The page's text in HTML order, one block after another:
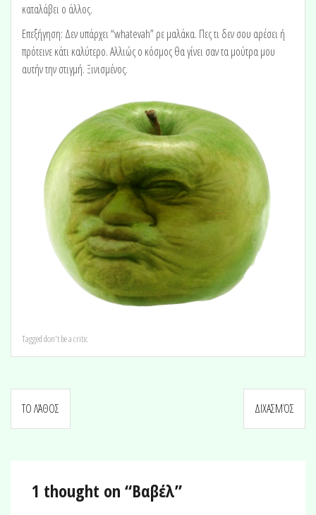
καταλάβει ο άλλος.
Επεξήγηση: Δεν υπάρχει “whatevah” ρε μαλάκα. Πες τι δεν σου αρέσει ή
πρότεινε κάτι καλύτερο. Αλλιώς ο κόσμος θα γίνει σαν τα μούτρα μου
αυτήν την στιγμή. Ξινισμένος.
Taggeddon't be a critic
Post
navigation
ΤΟ ΛΆΘΟΣ ΔΙΧΑΣΜΌΣ
1 thought on “Βαβέλ”